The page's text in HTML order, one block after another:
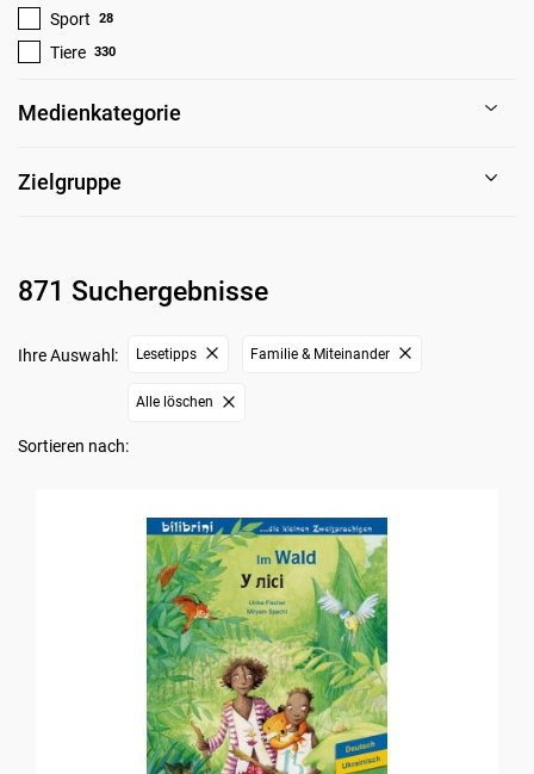
Sport 28
Tiere 330
Medienkategorie
Zielgruppe
871 Suchergebnisse
Ihre Auswahl: Lesetipps Familie & Miteinander
Alle löschen
Sortieren nach: